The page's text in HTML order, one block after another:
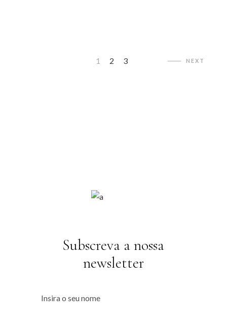
1 2 3 NEXT
Subscreva a nossa
newsletter